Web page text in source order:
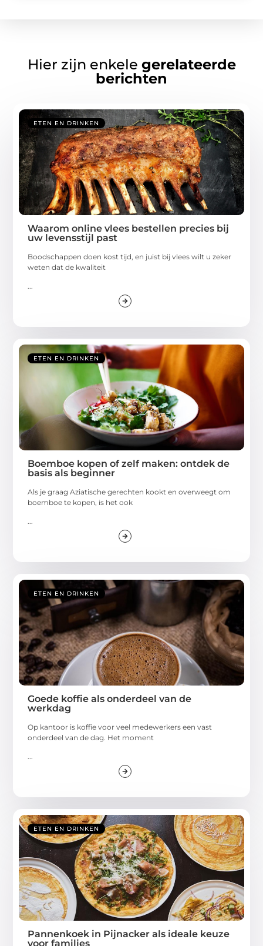
Hier zijn enkele gerelateerde
berichten
ETEN EN DRINKEN
Waarom online vlees bestellen precies bij
uw levensstijl past
Boodschappen doen kost tijd, en juist bij vlees wilt u zeker
weten dat de kwaliteit
...
ETEN EN DRINKEN
Boemboe kopen of zelf maken: ontdek de
basis als beginner
Als je graag Aziatische gerechten kookt en overweegt om
boemboe te kopen, is het ook
...
ETEN EN DRINKEN
Goede koffie als onderdeel van de
werkdag
Op kantoor is koffie voor veel medewerkers een vast
onderdeel van de dag. Het moment
...
ETEN EN DRINKEN
Pannenkoek in Pijnacker als ideale keuze
voor families